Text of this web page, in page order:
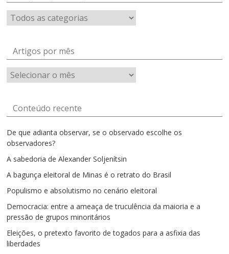
Artigos por mês
Artigos
por
Conteúdo recente
De que adianta observar, se o observado escolhe os
observadores?
A sabedoria de Alexander Soljenítsin
A bagunça eleitoral de Minas é o retrato do Brasil
Populismo e absolutismo no cenário eleitoral
Democracia: entre a ameaça de truculência da maioria e a
pressão de grupos minoritários
Eleições, o pretexto favorito de togados para a asfixia das
liberdades